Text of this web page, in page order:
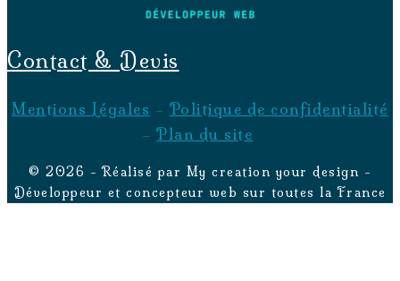
Contact & Devis
Mentions Légales – Politique de confidentialité
–Plan du site
© 2026 - Réalisé par My creation your design -
Développeur et concepteur web sur toutes la France